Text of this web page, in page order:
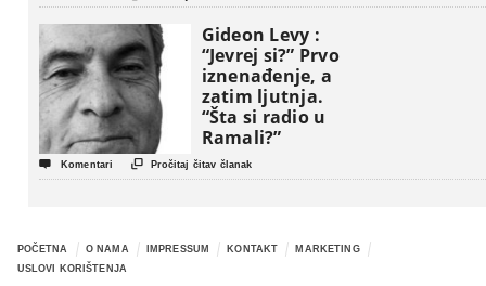
Gideon Levy :
“Jevrej si?” Prvo
iznenađenje, a
zatim ljutnja.
“Šta si radio u
Ramali?”
 Komentari  Pročitaj čitav članak
POČETNA O NAMA IMPRESSUM KONTAKT
MARKETING
USLOVI KORIŠTENJA